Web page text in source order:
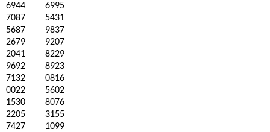
6944
6995
7087
5431
5687
9837
2679
9207
2041
8229
9692
8923
7132
0816
0022
5602
1530
8076
2205
3155
7427
1099